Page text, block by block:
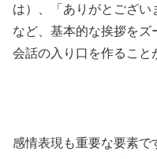
は）、「ありがとござい
など、基本的な挨拶をズ
会話の入り口を作ること
感情表現も重要な要素で